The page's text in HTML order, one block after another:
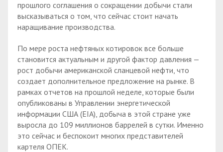
прошлого соглашения о сокращении добычи стали
высказываться о том, что сейчас стоит начать
наращивание производства.
По мере роста нефтяных котировок все больше
становится актуальным и другой фактор давления —
рост добычи американской сланцевой нефти, что
создает дополнительное предложение на рынке. В
рамках отчетов на прошлой неделе, которые были
опубликованы в Управлении энергетической
информации США (EIA), добыча в этой стране уже
выросла до 109 миллионов баррелей в сутки. Именно
это сейчас и беспокоит многих представителей
картеля ОПЕК.